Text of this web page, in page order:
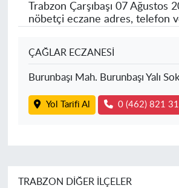
Trabzon Çarşıbaşı 07 Ağustos
nöbetçi eczane adres, telefon
ÇAĞLAR ECZANESİ
Burunbaşı Mah. Burunbaşı Yalı
Yol Tarifi Al 0 (462) 821
TRABZON DIĞER İLÇELER